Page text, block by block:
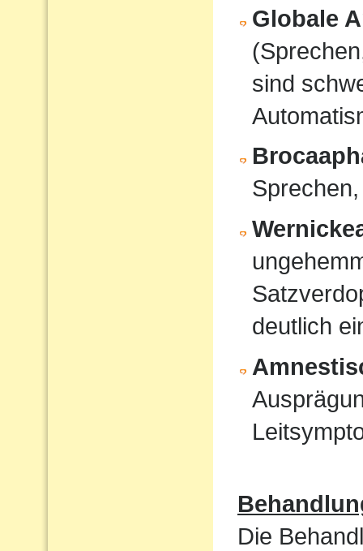
Globale
sind
deutlich
Die